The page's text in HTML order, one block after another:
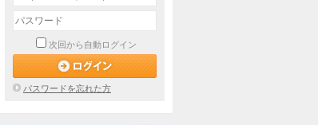
次回から自動ログイン
パスワードを忘れた方